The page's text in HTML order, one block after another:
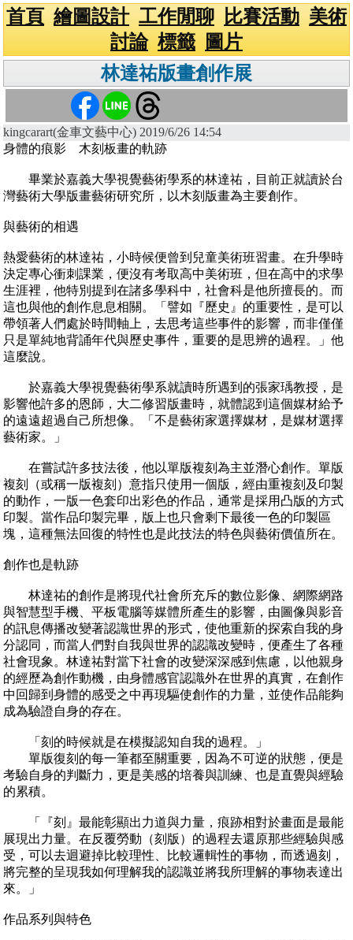
首頁 繪圖設計 工作閒聊 比賽活動 美術
討論 標籤
圖片
林達祐版畫創作展
kingcarart(金車文藝中心) 2019/6/26 14:54
身體的痕影 木刻板畫的軌跡
畢業於嘉義大學視覺藝術學系的林達祐，目前正就讀於台
灣藝術大學版畫藝術研究所，以木刻版畫為主要創作。
與藝術的相遇
熱愛藝術的林達祐，小時候便曾到兒童美術班習畫。在升學時
決定專心衝刺課業，便沒有考取高中美術班，但在高中的求學
生涯裡，他特別提到在諸多學科中，社會科是他所擅長的。而
這也與他的創作息息相關。「譬如『歷史』的重要性，是可以
帶領著人們處於時間軸上，去思考這些事件的影響，而非僅僅
只是單純地背誦年代與歷史事件，重要的是思辨的過程。」他
這麼說。
於嘉義大學視覺藝術學系就讀時所遇到的張家瑀教授，是
影響他許多的恩師，大二修習版畫時，就體認到這個媒材給予
的遠遠超過自己所想像。「不是藝術家選擇媒材，是媒材選擇
藝術家。」
在嘗試許多技法後，他以單版複刻為主並潛心創作。單版
複刻（或稱一版複刻）意指只使用一個版，經由重複刻及印製
的動作，一版一色套印出彩色的作品，通常是採用凸版的方式
印製。當作品印製完畢，版上也只會剩下最後一色的印製區
塊，這種無法回復的特性也是此技法的特色與藝術價值所在。
創作也是軌跡
林達祐的創作是將現代社會所充斥的數位影像、網際網路
與智慧型手機、平板電腦等媒體所產生的影響，由圖像與影音
的訊息傳播改變著認識世界的形式，使他重新的探索自我的身
分認同，而當人們對自我與世界的認識改變時，便產生了各種
社會現象。林達祐對當下社會的改變深深感到焦慮，以他親身
的經歷為創作動機，由身體感官認識外在世界的真實，在創作
中回歸到身體的感受之中再現驅使創作的力量，並使作品能夠
成為驗證自身的存在。
「刻的時候就是在模擬認知自我的過程。」
單版復刻的每一筆都至關重要，因為不可逆的狀態，便是
考驗自身的判斷力，更是美感的培養與訓練、也是直覺與經驗
的累積。
「『刻』最能彰顯出力道與力量，痕跡相對於畫面是最能
展現出力量。在反覆勞動（刻版）的過程去還原那些經驗與感
受，可以去迴避掉比較理性、比較邏輯性的事物，而透過刻，
將完整的呈現我如何理解我的認識並將我所理解的事物表達出
來。」
作品系列與特色